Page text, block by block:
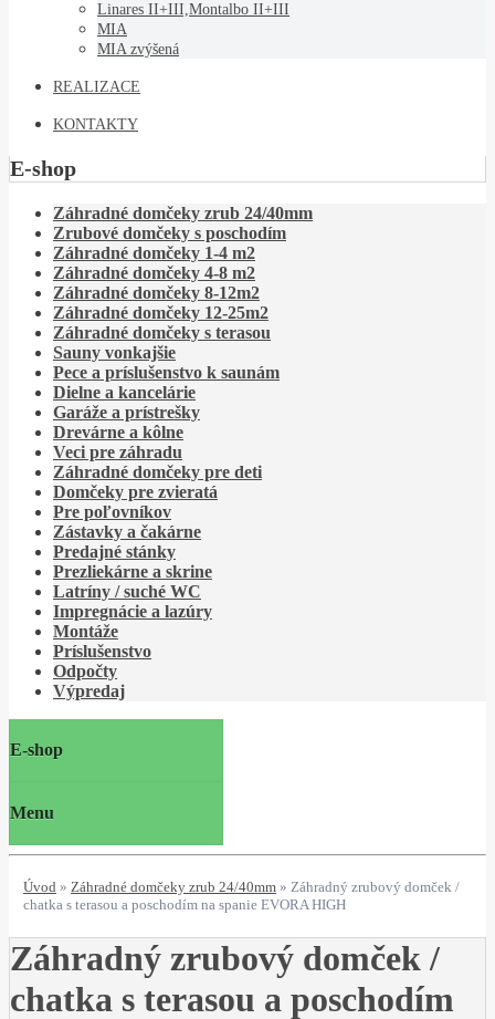
Linares II+III,Montalbo II+III
MIA
MIA zvýšená
REALIZACE
KONTAKTY
E-shop
Záhradné domčeky zrub 24/40mm
Zrubové domčeky s poschodím
Záhradné domčeky 1-4 m2
Záhradné domčeky 4-8 m2
Záhradné domčeky 8-12m2
Záhradné domčeky 12-25m2
Záhradné domčeky s terasou
Sauny vonkajšie
Pece a príslušenstvo k saunám
Dielne a kancelárie
Garáže a prístrešky
Drevárne a kôlne
Veci pre záhradu
Záhradné domčeky pre deti
Domčeky pre zvieratá
Pre poľovníkov
Zástavky a čakárne
Predajné stánky
Prezliekárne a skrine
Latríny / suché WC
Impregnácie a lazúry
Montáže
Príslušenstvo
Odpočty
Výpredaj
E-shop
Menu
Úvod » Záhradné domčeky zrub 24/40mm » Záhradný zrubový domček /
chatka s terasou a poschodím na spanie EVORA HIGH
Záhradný zrubový domček /
chatka s terasou a poschodím